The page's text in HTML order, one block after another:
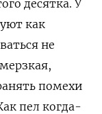
десятка. У
как
не
помехи
пел когда-